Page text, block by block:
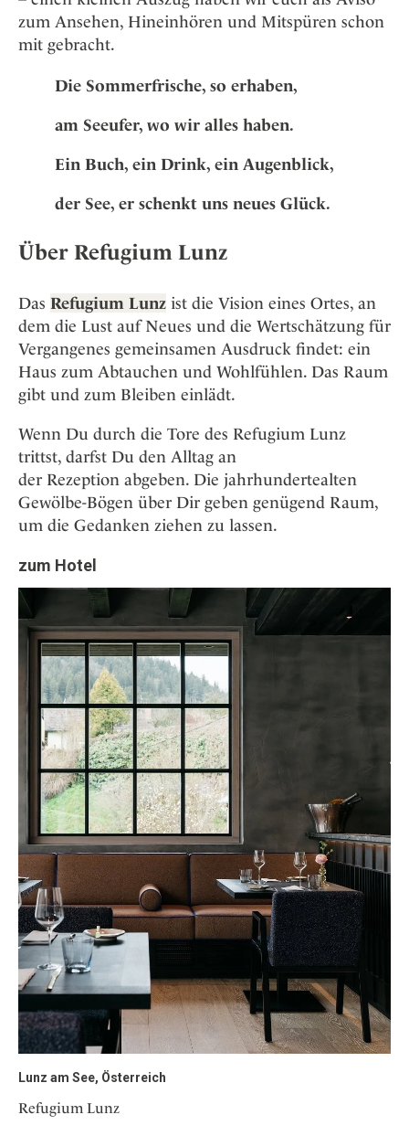
zum Ansehen, Hineinhören und Mitspüren schon
mit gebracht.
Die Sommerfrische, so erhaben,
am Seeufer, wo wir alles haben.
Ein Buch, ein Drink, ein Augenblick,
der See, er schenkt uns neues Glück.
Über Refugium Lunz
Das Refugium Lunz ist die Vision eines Ortes, an
dem die Lust auf Neues und die Wertschätzung für
Vergangenes gemeinsamen Ausdruck findet: ein
Haus zum Abtauchen und Wohlfühlen. Das Raum
gibt und zum Bleiben einlädt.
Wenn Du durch die Tore des Refugium Lunz
trittst, darfst Du den Alltag an
der Rezeption abgeben. Die jahrhundertealten
Gewölbe-Bögen über Dir geben genügend Raum,
um die Gedanken ziehen zu lassen.
zum Hotel
Lunz am See, Österreich
Refugium Lunz